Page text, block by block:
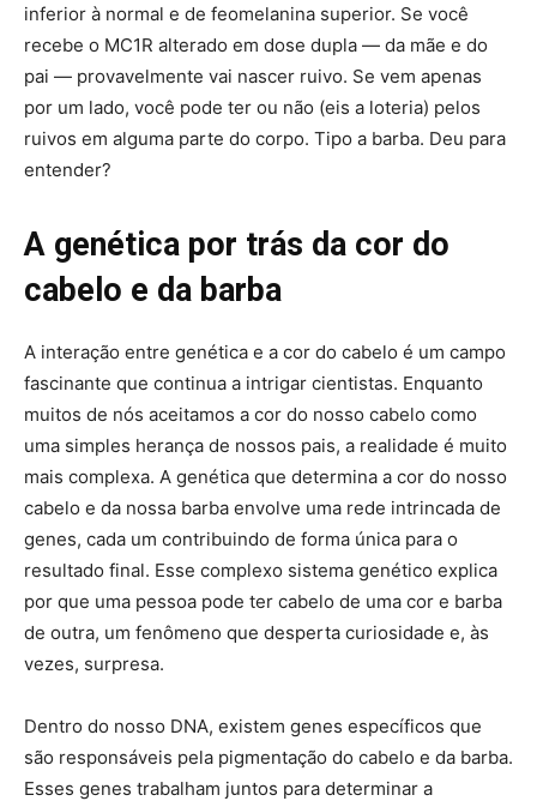
inferior à normal e de feomelanina superior. Se você
recebe o MC1R alterado em dose dupla — da mãe e do
pai — provavelmente vai nascer ruivo. Se vem apenas
por um lado, você pode ter ou não (eis a loteria) pelos
ruivos em alguma parte do corpo. Tipo a barba. Deu para
entender?
A genética por trás da cor do
cabelo e da barba
A interação entre genética e a cor do cabelo é um campo
fascinante que continua a intrigar cientistas. Enquanto
muitos de nós aceitamos a cor do nosso cabelo como
uma simples herança de nossos pais, a realidade é muito
mais complexa. A genética que determina a cor do nosso
cabelo e da nossa barba envolve uma rede intrincada de
genes, cada um contribuindo de forma única para o
resultado final. Esse complexo sistema genético explica
por que uma pessoa pode ter cabelo de uma cor e barba
de outra, um fenômeno que desperta curiosidade e, às
vezes, surpresa.
Dentro do nosso DNA, existem genes específicos que
são responsáveis pela pigmentação do cabelo e da barba.
Esses genes trabalham juntos para determinar a